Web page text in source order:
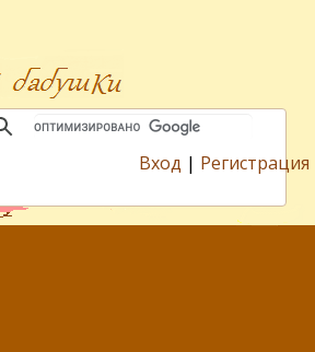
Вход | Регистрация